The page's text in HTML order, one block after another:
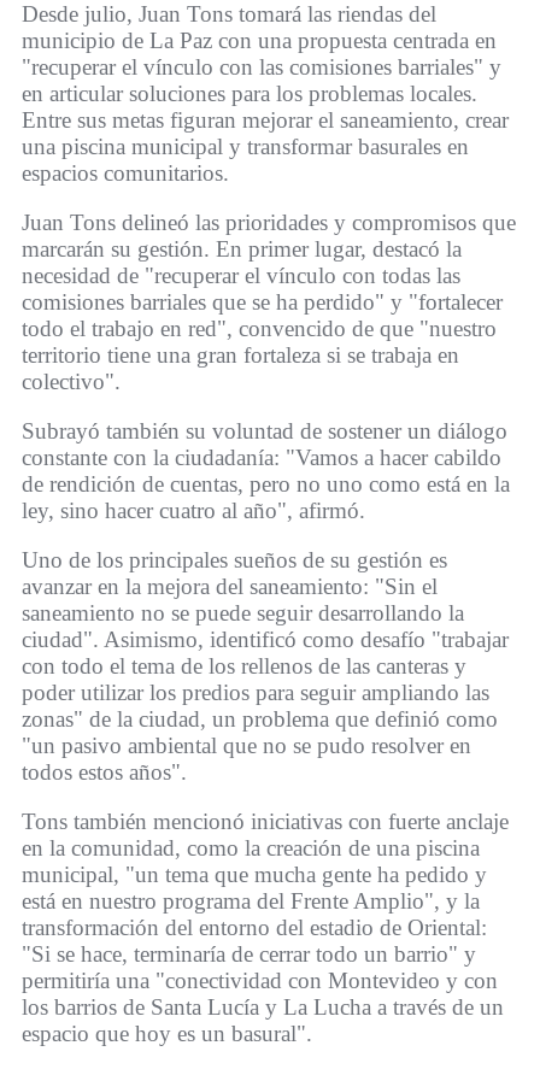
Desde julio, Juan Tons tomará las riendas del
municipio de La Paz con una propuesta centrada en
"recuperar el vínculo con las comisiones barriales" y
en articular soluciones para los problemas locales.
Entre sus metas figuran mejorar el saneamiento, crear
una piscina municipal y transformar basurales en
espacios comunitarios.
Juan Tons delineó las prioridades y compromisos que
marcarán su gestión. En primer lugar, destacó la
necesidad de "recuperar el vínculo con todas las
comisiones barriales que se ha perdido" y "fortalecer
todo el trabajo en red", convencido de que "nuestro
territorio tiene una gran fortaleza si se trabaja en
colectivo".
Subrayó también su voluntad de sostener un diálogo
constante con la ciudadanía: "Vamos a hacer cabildo
de rendición de cuentas, pero no uno como está en la
ley, sino hacer cuatro al año", afirmó.
Uno de los principales sueños de su gestión es
avanzar en la mejora del saneamiento: "Sin el
saneamiento no se puede seguir desarrollando la
ciudad". Asimismo, identificó como desafío "trabajar
con todo el tema de los rellenos de las canteras y
poder utilizar los predios para seguir ampliando las
zonas" de la ciudad, un problema que definió como
"un pasivo ambiental que no se pudo resolver en
todos estos años".
Tons también mencionó iniciativas con fuerte anclaje
en la comunidad, como la creación de una piscina
municipal, "un tema que mucha gente ha pedido y
está en nuestro programa del Frente Amplio", y la
transformación del entorno del estadio de Oriental:
"Si se hace, terminaría de cerrar todo un barrio" y
permitiría una "conectividad con Montevideo y con
los barrios de Santa Lucía y La Lucha a través de un
espacio que hoy es un basural".